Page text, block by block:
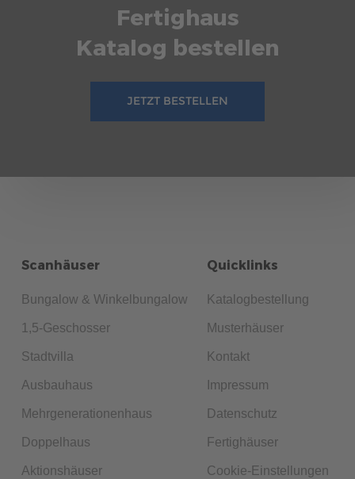
Fertighaus
Katalog bestellen
JETZT BESTELLEN
Scanhäuser
Bungalow & Winkelbungalow
1,5-Geschosser
Stadtvilla
Ausbauhaus
Mehrgenerationenhaus
Doppelhaus
Aktionshäuser
Quicklinks
Katalogbestellung
Musterhäuser
Kontakt
Impressum
Datenschutz
Fertighäuser
Cookie-Einstellungen